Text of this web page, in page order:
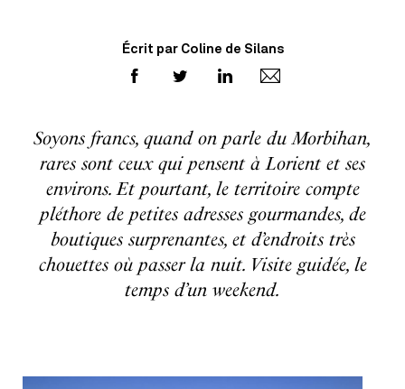
Écrit par Coline de Silans
Soyons francs, quand on parle du Morbihan,
rares sont ceux qui pensent à Lorient et ses
environs. Et pourtant, le territoire compte
pléthore de petites adresses gourmandes, de
boutiques surprenantes, et d’endroits très
chouettes où passer la nuit. Visite guidée, le
temps d’un weekend.